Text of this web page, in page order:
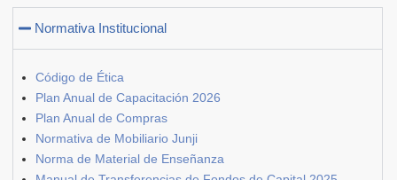
Normativa Institucional
Código de Ética
Plan Anual de Capacitación 2026
Plan Anual de Compras
Normativa de Mobiliario Junji
Norma de Material de Enseñanza